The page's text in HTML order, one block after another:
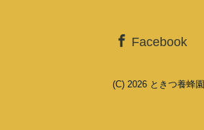
Facebook
(C) 2026 ときつ養蜂園